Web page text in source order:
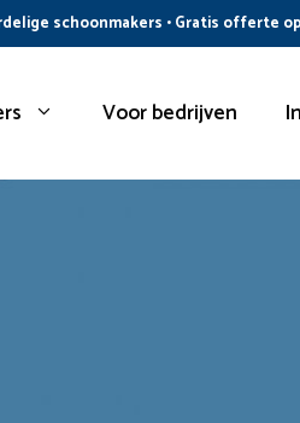
schoonmakers • Gratis offerte
Voor bedrijven